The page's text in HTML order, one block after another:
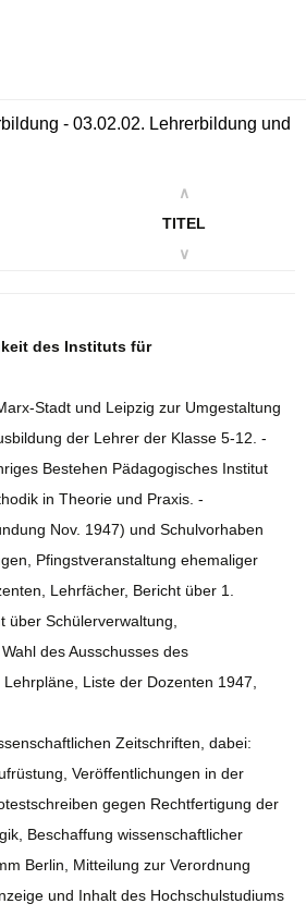
- 03.02.02. Lehrerbildung und
∧
TITEL
∨
des Instituts für
Stadt und Leipzig zur Umgestaltung
der Lehrer der Klasse 5-12. -
Bestehen Pädagogisches Institut
in Theorie und Praxis. -
Nov. 1947) und Schulvorhaben
Pfingstveranstaltung ehemaliger
Lehrfächer, Bericht über 1.
Schülerverwaltung,
des Ausschusses des
Liste der Dozenten 1947,
Zeitschriften, dabei:
Veröffentlichungen in der
gegen Rechtfertigung der
Beschaffung wissenschaftlicher
Berlin, Mitteilung zur Verordnung
und Inhalt des Hochschulstudiums